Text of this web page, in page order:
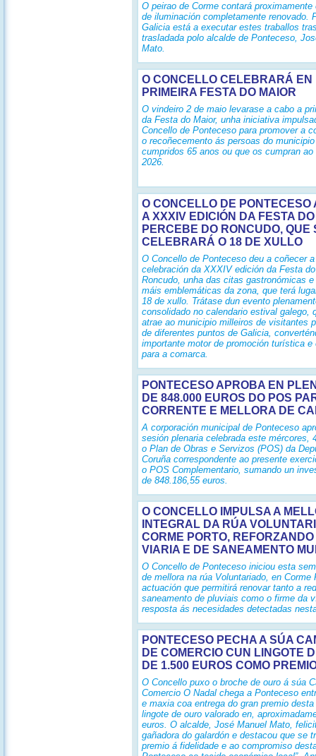
O peirao de Corme contará
de iluminación completamente renovado.
Galicia está a executar estes traballos
trasladada polo alcalde de Ponteceso,
Mato.
O CONCELLO CELEBRARÁ EN
PRIMEIRA FESTA DO MAIOR
O vindeiro 2 de maio levarase a cabo a
da Festa do Maior, unha iniciativa
Concello de Ponteceso para promover a
o recoñecemento ás persoas do
cumpridos 65 anos ou que os cumpran ao
2026.
O CONCELLO DE PONTECESO
A XXXIV EDICIÓN DA FESTA DO
PERCEBE DO RONCUDO, QUE
CELEBRARÁ O 18 DE XULLO
O Concello de Ponteceso deu a coñecer
celebración da XXXIV edición da Festa
Roncudo, unha das citas gastronómicas
máis emblemáticas da zona, que terá
18 de xullo. Trátase dun evento
consolidado no calendario estival galego,
atrae ao municipio milleiros de visitantes
de diferentes puntos de Galicia,
importante motor de promoción turística e
para a comarca.
PONTECESO APROBA EN
DE 848.000 EUROS DO POS
CORRENTE E MELLORA DE
A corporación municipal de Ponteceso
sesión plenaria celebrada este mércores,
o Plan de Obras e Servizos (POS) da
Coruña correspondente ao presente
o POS Complementario, sumando un
de 848.186,55 euros.
O CONCELLO IMPULSA A
INTEGRAL DA RÚA
CORME PORTO,
VIARIA E DE SANEAMENTO
O Concello de Ponteceso iniciou esta
de mellora na rúa Voluntariado, en Corme
actuación que permitirá renovar tanto a
saneamento de pluviais como o firme da
resposta ás necesidades detectadas
PONTECESO PECHA A SÚA
DE COMERCIO CUN LINGOTE
DE 1.500 EUROS COMO
O Concello puxo o broche de ouro á súa
Comercio O Nadal chega a Ponteceso
e maxia coa entrega do gran premio
lingote de ouro valorado en,
euros. O alcalde, José Manuel Mato,
gañadora do galardón e destacou que se
premio á fidelidade e ao compromiso